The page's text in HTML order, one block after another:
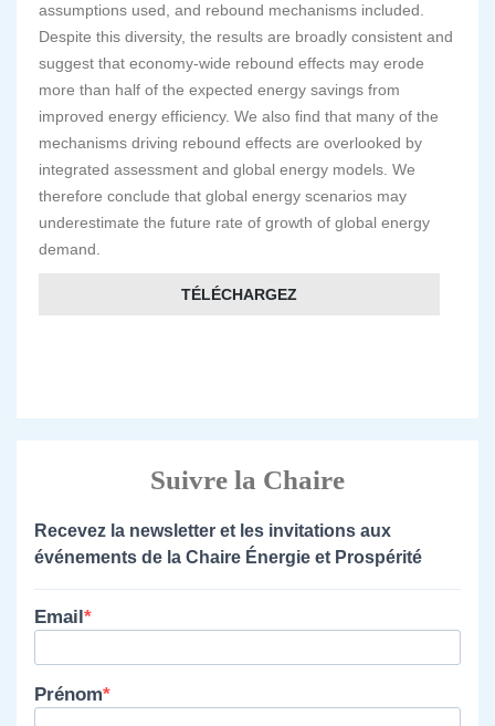
assumptions used, and rebound mechanisms included.
Despite this diversity, the results are broadly consistent and
suggest that economy-wide rebound effects may erode
more than half of the expected energy savings from
improved energy efficiency. We also find that many of the
mechanisms driving rebound effects are overlooked by
integrated assessment and global energy models. We
therefore conclude that global energy scenarios may
underestimate the future rate of growth of global energy
demand.
TÉLÉCHARGEZ
Suivre la Chaire
Recevez la newsletter et les invitations aux
événements de la Chaire Énergie et Prospérité
Email
Prénom